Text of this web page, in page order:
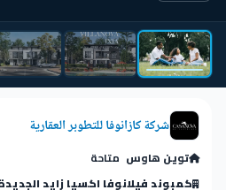
شركة كازانوفا للتطوبر العقارية
توين هاوس متاحة